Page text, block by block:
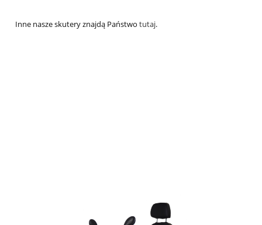
Inne nasze skutery znajdą Państwo tutaj.